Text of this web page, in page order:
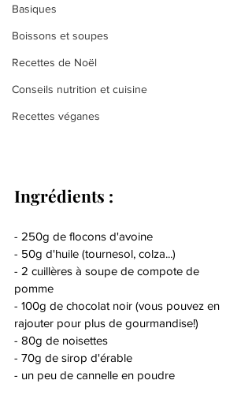
Basiques
Boissons et soupes
Recettes de Noël
Conseils nutrition et cuisine
Recettes véganes
Ingrédients :
- 250g de flocons d'avoine
- 50g d'huile (tournesol, colza...)
- 2 cuillères à soupe de compote de
pomme
- 100g de chocolat noir (vous pouvez en
rajouter pour plus de gourmandise!)
- 80g de noisettes
- 70g de sirop d'érable
- un peu de cannelle en poudre